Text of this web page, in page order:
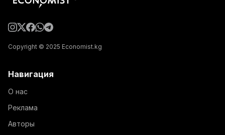
Copyright © 2025 Economist.kg
Навигация
О нас
Реклама
Авторы